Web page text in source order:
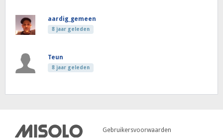
aardig_gemeen
8 jaar geleden
Teun
8 jaar geleden
Gebruikersvoorwaarden